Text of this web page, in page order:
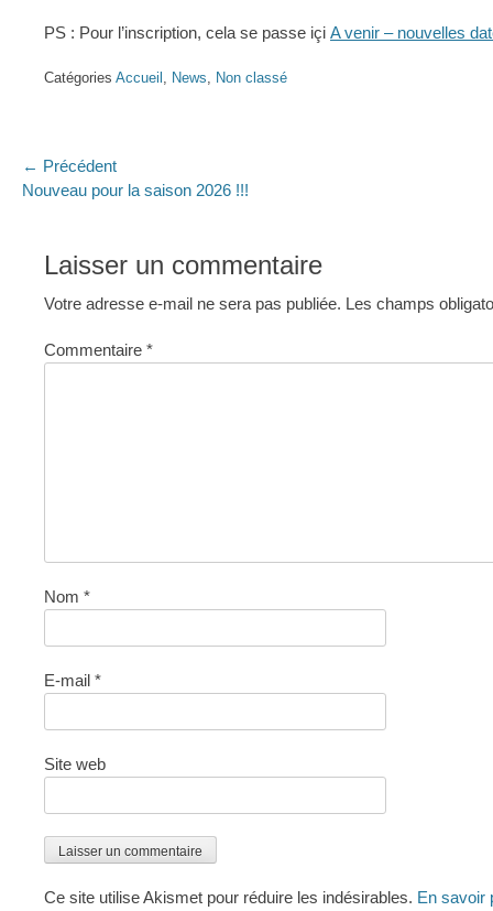
PS : Pour l’inscription, cela se passe içi A venir – nouvelles
Catégories Accueil , News, Non classé
Navigation
de
← Précédent
Article
Nouveau pour la saison 2026 !!!
Laisser un commentaire
Votre adresse e-mail ne sera pas publiée. Les champs
Commentaire *
Nom *
E-mail *
Site web
Ce site utilise Akismet pour réduire les indésirables. En savoir